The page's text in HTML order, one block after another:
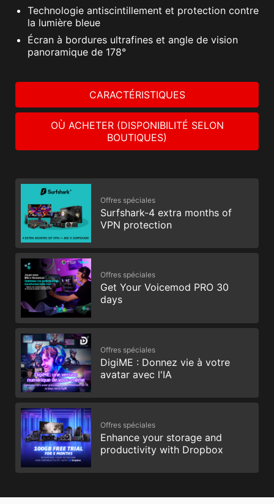
Technologie antiscintillement et protection contre
la lumière bleue
Écran à bordures ultrafines et angle de vision
panoramique de 178°
CARACTÉRISTIQUES
OÙ ACHETER (DISPONIBILITÉ SELON
BOUTIQUES)
Offres spéciales
Surfshark-4 extra months of
VPN protection
Offres spéciales
Get Your Voicemod PRO 30
days
Offres spéciales
DigiME : Donnez vie à votre
avatar avec l'IA
Offres spéciales
Enhance your storage and
productivity with Dropbox